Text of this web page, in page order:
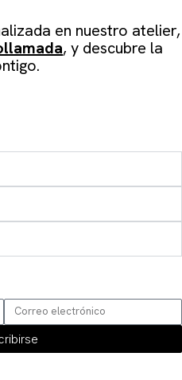
en nuestro atelier,
, y descubre la